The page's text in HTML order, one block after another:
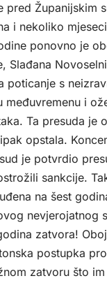
pred Županijskim
i nekoliko
ponovno je
Slađana
poticanje s
međuvremenu i
Ta presuda je
opstala.
je potvrdio
sankcije.
na šest
nevjerojatnog
zatvora!
postupka
zatvoru što